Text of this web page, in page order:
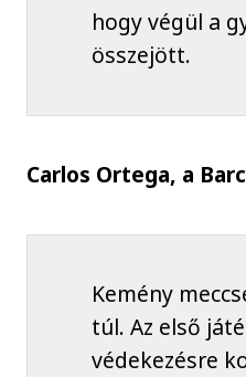
hogy végül a
összejött.
Carlos Ortega, a
Kemény
túl. Az első
védekezésre